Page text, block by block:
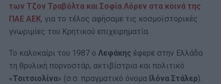
των Τζον Τραβόλτα και Σοφία Λόρεν στα κοινά της
ΠΑΕ ΑΕΚ, για το τέλος αφήσαμε τις κοσμοϊστορικές
γνωριμίες του Κρητικού επιχειρηματία.
Το καλοκαίρι του 1987 ο Λεφάκης έφερε στην Ελλάδα
τη θρυλική πορνοστάρ, ακτιβίστρια και πολιτικό
«Τσιτσιολίνα» (σ.σ. πραγματικό όνομα Ιλόνα Στάλερ).